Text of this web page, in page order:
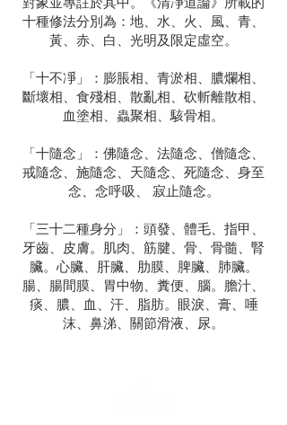
十種修法分別為：地、水、火、風、青、
黃、赤、白、光明及限定虛空。
「十不凈」：膨脹相、青淤相、膿爛相、
斷壞相、食殘相、散亂相、砍斬離散相、
血塗相、蟲聚相、駭骨相。
「十隨念」：佛隨念、法隨念、僧隨念、
戒隨念、施隨念、天隨念、死隨念、身至
念、念呼吸、 寂止隨念。
「三十二種身分」：頭發、體毛、指甲、
牙齒、皮膚。肌肉、筋腱、骨、骨髓、腎
臟。心臟、肝臟、肋膜、脾臟、肺臟。
腸、腸間膜、胃中物、糞便、腦。膽汁、
痰、膿、血、汗、脂肪。眼淚、膏、唾
沫、鼻涕、關節滑液、尿。